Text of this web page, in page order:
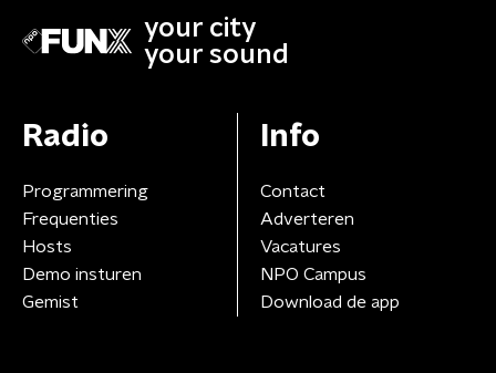
your city
your sound
Radio
Programmering
Frequenties
Hosts
Demo insturen
Gemist
Info
Contact
Adverteren
Vacatures
NPO Campus
Download de app